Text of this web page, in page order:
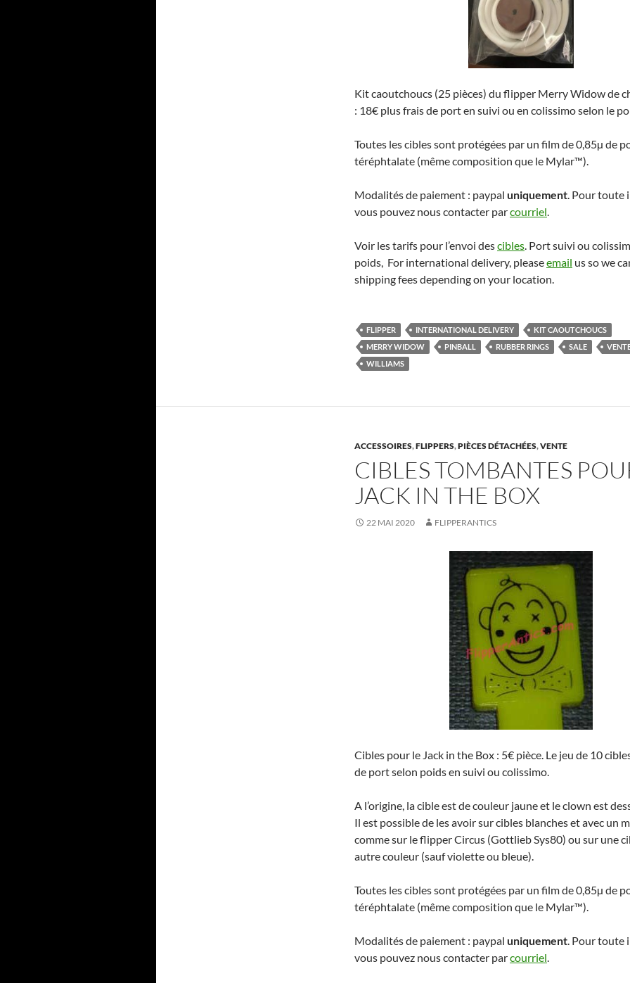
Kit caoutchoucs (25 pièces) du flipper Merry Widow de
: 18€ plus frais de port en suivi ou en colissimo selon le
Toutes les cibles sont protégées par un film de 0,85µ de
téréphtalate (même composition que le Mylar™).
Modalités de paiement : paypal uniquement . Pour
vous pouvez nous contacter parcourriel
Voir les tarifs pour l’envoi descibles . Port suivi ou
poids, For international delivery, pleaseemail us so we
shipping fees depending on your location.
FLIPPER INTERNATIONAL DELIVERY
KIT CAOUTCHOUCS
MERRY WIDOW
PINBALL RUBBER RINGS SALE
WILLIAMS
ACCESSOIRES,FLIPPERS,PIÈCES DÉTACHÉES,VENTE
CIBLES TOMBANTES
JACK IN THE BOX
22 MAI 2020 FLIPPERANTICS
Cibles pour le Jack in the Box : 5€ pièce. Le jeu de 10
de port selon poids en suivi ou colissimo.
A l’origine, la cible est de couleur jaune et le clown est
Il est possible de les avoir sur cibles blanches et avec un
comme sur le flipper Circus (Gottlieb Sys80) ou sur une
autre couleur (sauf violette ou bleue).
Toutes les cibles sont protégées par un film de 0,85µ de
téréphtalate (même composition que le Mylar™).
Modalités de paiement : paypal uniquement . Pour
vous pouvez nous contacter parcourriel